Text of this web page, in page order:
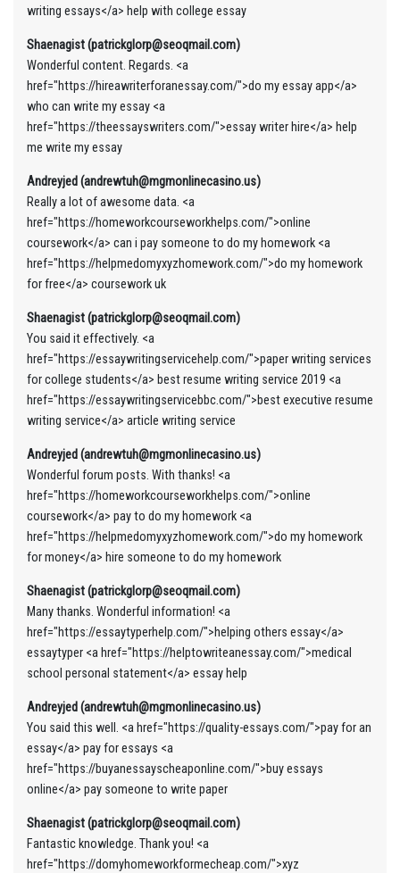
writing essays</a> help with college essay
Shaenagist (patrickglorp@seoqmail.com)
Wonderful content. Regards. <a
href="https://hireawriterforanessay.com/">do my essay app</a>
who can write my essay <a
href="https://theessayswriters.com/">essay writer hire</a> help
me write my essay
Andreyjed (andrewtuh@mgmonlinecasino.us)
Really a lot of awesome data. <a
href="https://homeworkcourseworkhelps.com/">online
coursework</a> can i pay someone to do my homework <a
href="https://helpmedomyxyzhomework.com/">do my homework
for free</a> coursework uk
Shaenagist (patrickglorp@seoqmail.com)
You said it effectively. <a
href="https://essaywritingservicehelp.com/">paper writing services
for college students</a> best resume writing service 2019 <a
href="https://essaywritingservicebbc.com/">best executive resume
writing service</a> article writing service
Andreyjed (andrewtuh@mgmonlinecasino.us)
Wonderful forum posts. With thanks! <a
href="https://homeworkcourseworkhelps.com/">online
coursework</a> pay to do my homework <a
href="https://helpmedomyxyzhomework.com/">do my homework
for money</a> hire someone to do my homework
Shaenagist (patrickglorp@seoqmail.com)
Many thanks. Wonderful information! <a
href="https://essaytyperhelp.com/">helping others essay</a>
essaytyper <a href="https://helptowriteanessay.com/">medical
school personal statement</a> essay help
Andreyjed (andrewtuh@mgmonlinecasino.us)
You said this well. <a href="https://quality-essays.com/">pay for an
essay</a> pay for essays <a
href="https://buyanessayscheaponline.com/">buy essays
online</a> pay someone to write paper
Shaenagist (patrickglorp@seoqmail.com)
Fantastic knowledge. Thank you! <a
href="https://domyhomeworkformecheap.com/">xyz